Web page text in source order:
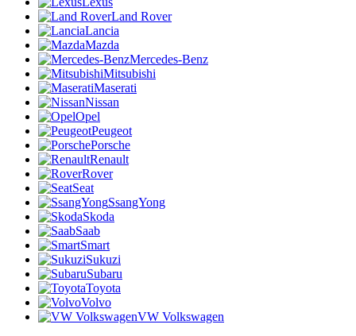
Land Rover
Lancia
Mazda
Mercedes-Benz
Mitsubishi
Maserati
Nissan
Opel
Peugeot
Porsche
Renault
Rover
Seat
SsangYong
Skoda
Saab
Smart
Sukuzi
Subaru
Toyota
Volvo
VW Volkswagen